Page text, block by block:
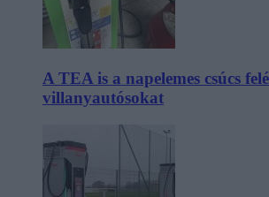
A TEA is a napelemes csúcs
villanyautósokat